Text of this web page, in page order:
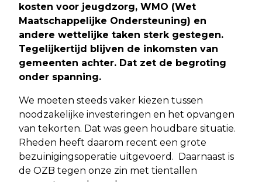
kosten voor jeugdzorg, WMO (Wet
Maatschappelijke Ondersteuning) en
andere wettelijke taken sterk gestegen.
Tegelijkertijd blijven de inkomsten van
gemeenten achter. Dat zet de begroting
onder spanning.
We moeten steeds vaker kiezen tussen
noodzakelijke investeringen en het opvangen
van tekorten. Dat was geen houdbare situatie.
Rheden heeft daarom recent een grote
bezuinigingsoperatie uitgevoerd. Daarnaast is
de OZB tegen onze zin met tientallen